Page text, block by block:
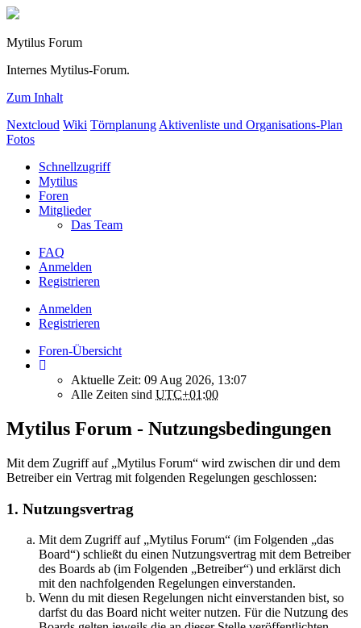
Mytilus Forum
Internes Mytilus-Forum.
Zum Inhalt
Nextcloud Wiki Törnplanung Aktivenliste und Organisations-Plan
Fotos
Schnellzugriff
Mytilus
Foren
Mitglieder
Das Team
FAQ
Anmelden
Registrieren
Anmelden
Registrieren
Foren-Übersicht
Aktuelle Zeit: 09 Aug 2026, 13:07
Alle Zeiten sind UTC+01:00
Mytilus Forum - Nutzungsbedingungen
Mit dem Zugriff auf „Mytilus Forum“ wird zwischen dir und dem
Betreiber ein Vertrag mit folgenden Regelungen geschlossen:
1. Nutzungsvertrag
Mit dem Zugriff auf „Mytilus Forum“ (im Folgenden „das
Board“) schließt du einen Nutzungsvertrag mit dem Betreiber
des Boards ab (im Folgenden „Betreiber“) und erklärst dich
mit den nachfolgenden Regelungen einverstanden.
Wenn du mit diesen Regelungen nicht einverstanden bist, so
darfst du das Board nicht weiter nutzen. Für die Nutzung des